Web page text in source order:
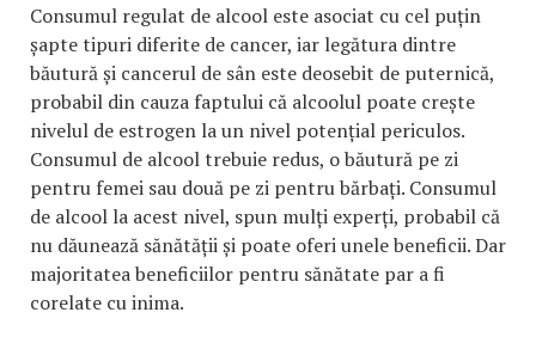
Consumul regulat de alcool este asociat cu cel puțin
șapte tipuri diferite de cancer, iar legătura dintre
băutură și cancerul de sân este deosebit de puternică,
probabil din cauza faptului că alcoolul poate crește
nivelul de estrogen la un nivel potențial periculos.
Consumul de alcool trebuie redus, o băutură pe zi
pentru femei sau două pe zi pentru bărbați. Consumul
de alcool la acest nivel, spun mulți experți, probabil că
nu dăunează sănătății și poate oferi unele beneficii. Dar
majoritatea beneficiilor pentru sănătate par a fi
corelate cu inima.